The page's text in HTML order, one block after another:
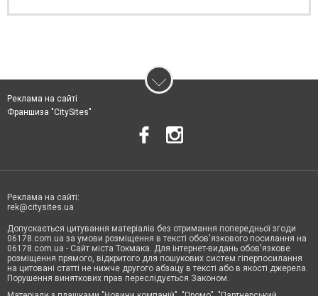
Реклама на сайті
Франшиза "CitySites"
Реклама на сайті:
rek@citysites.ua
Допускається цитування матеріалів без отримання попередньої згоди
06178.com.ua за умови розміщення в тексті обов'язкового посилання на
06178.com.ua - Сайт міста Токмака. Для інтернет-видань обов'язкове
розміщення прямого, відкритого для пошукових систем гіперпосилання
на цитовані статті не нижче другого абзацу в тексті або в якості джерела.
Порушення виняткових прав переслідується Законом.